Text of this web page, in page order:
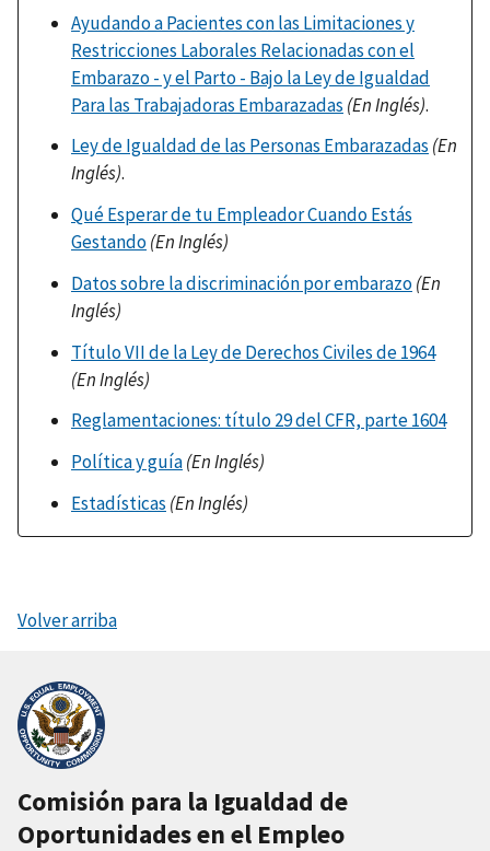
Ayudando a Pacientes con las Limitaciones y
Restricciones Laborales Relacionadas con el
Embarazo - y el Parto - Bajo la Ley de Igualdad
Para las Trabajadoras Embarazadas (En Inglés).
Ley de Igualdad de las Personas Embarazadas (En
Inglés).
Qué Esperar de tu Empleador Cuando Estás
Gestando(En Inglés)
Datos sobre la discriminación por embarazo(En
Inglés)
Título VII de la Ley de Derechos Civiles de 1964
(En Inglés)
Reglamentaciones: título 29 del CFR, parte 1604
Política y guía(En Inglés)
Estadísticas (En Inglés)
Volver arriba
Comisión para la Igualdad de
Oportunidades en el Empleo